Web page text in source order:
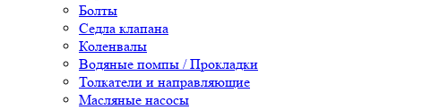
Болты
Седла клапана
Коленвалы
Водяные помпы / Прокладки
Толкатели и направляющие
Масляные насосы